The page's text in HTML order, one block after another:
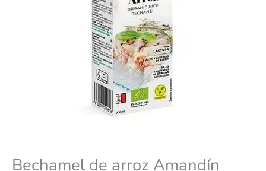
Bechamel de arroz Amandín